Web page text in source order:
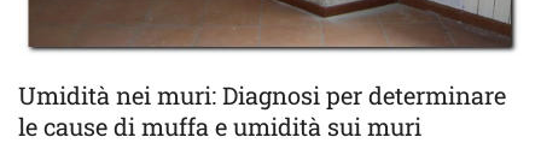
Umidità nei muri: Diagnosi per determinare
le cause di muffa e umidità sui muri